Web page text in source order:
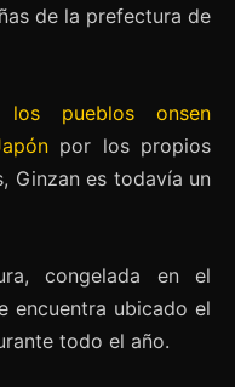
de la prefectura de
pueblos onsen
por los propios
Ginzan es todavía un
congelada en el
encuentra ubicado el
todo el año.